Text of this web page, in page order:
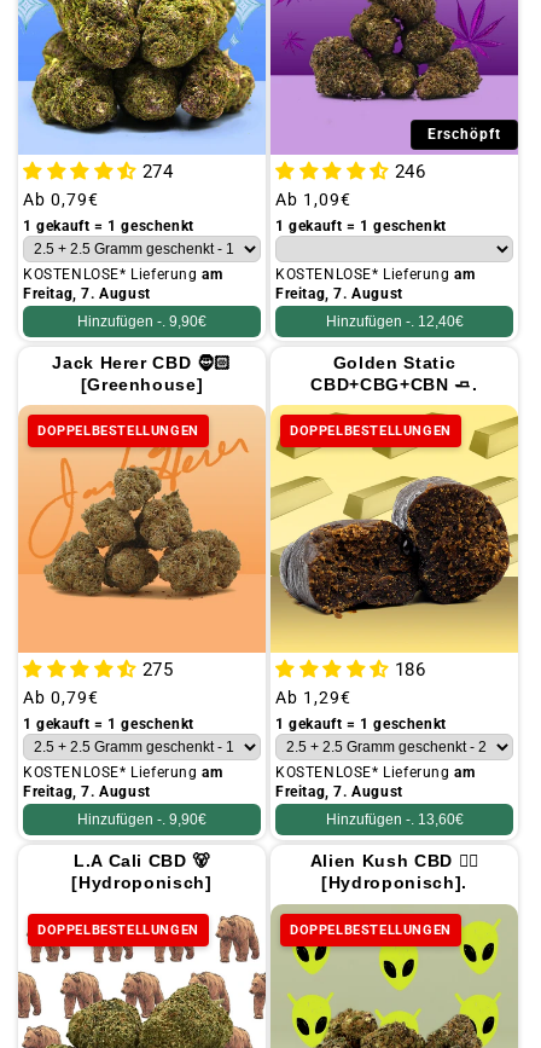
274
Üblicher
Preis
Ab 0,79€
1 gekauft = 1 geschenkt
KOSTENLOSE* Lieferungam
Freitag, 7. August
Hinzufügen -. 9,90€
Erschöpft
246
Üblicher
Preis
Ab 1,09€
1 gekauft = 1 geschenkt
KOSTENLOSE* Lieferungam
Freitag, 7. August
Hinzufügen -. 12,40€
Jack Herer CBD 🧔🏻
[Greenhouse]
DOPPELBESTELLUNGEN
275
Üblicher
Preis
Ab 0,79€
1 gekauft = 1 geschenkt
KOSTENLOSE* Lieferungam
Freitag, 7. August
Hinzufügen -. 9,90€
Golden Static
CBD+CBG+CBN 🧈.
DOPPELBESTELLUNGEN
186
Üblicher
Preis
Ab 1,29€
1 gekauft = 1 geschenkt
KOSTENLOSE* Lieferungam
Freitag, 7. August
Hinzufügen -. 13,60€
L.A Cali CBD 🐻
[Hydroponisch]
DOPPELBESTELLUNGEN
Alien Kush CBD 🧟‍♂️
[Hydroponisch].
DOPPELBESTELLUNGEN